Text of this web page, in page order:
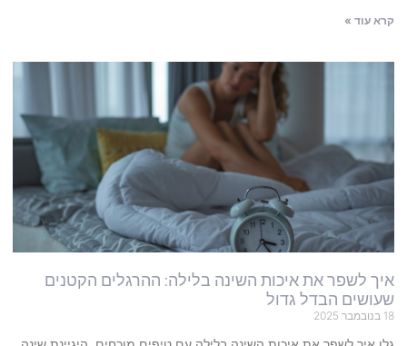
קרא עוד »
איך לשפר את איכות השינה בלילה: ההרגלים הקטנים
שעושים הבדל גדול
18 בנובמבר 2025